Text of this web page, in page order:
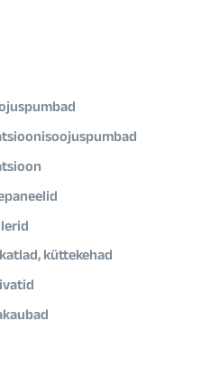
küttekehad